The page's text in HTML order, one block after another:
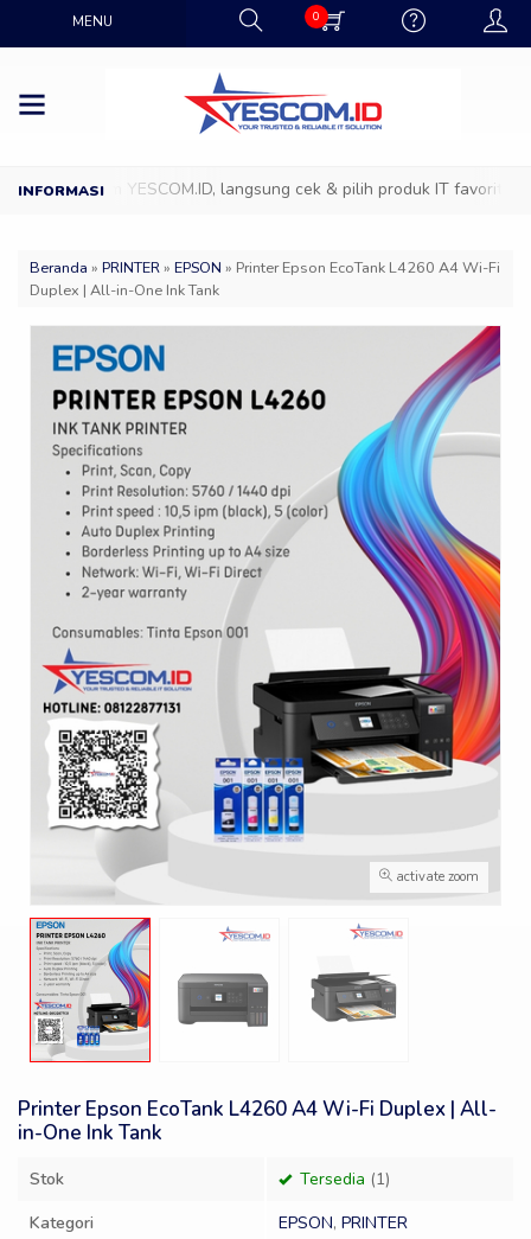
MENU 0
Showroom YESCOM.ID, langsung cek & pilih produk IT favoritmu
Beranda » PRINTER» EPSON » Printer Epson EcoTank L4260 A4 Wi-Fi
Duplex | All-in-One Ink Tank
activate zoom
Printer Epson EcoTank L4260 A4 Wi-Fi Duplex | All-
in-One Ink Tank
Stok Tersedia (1)
Kategori
EPSON, PRINTER